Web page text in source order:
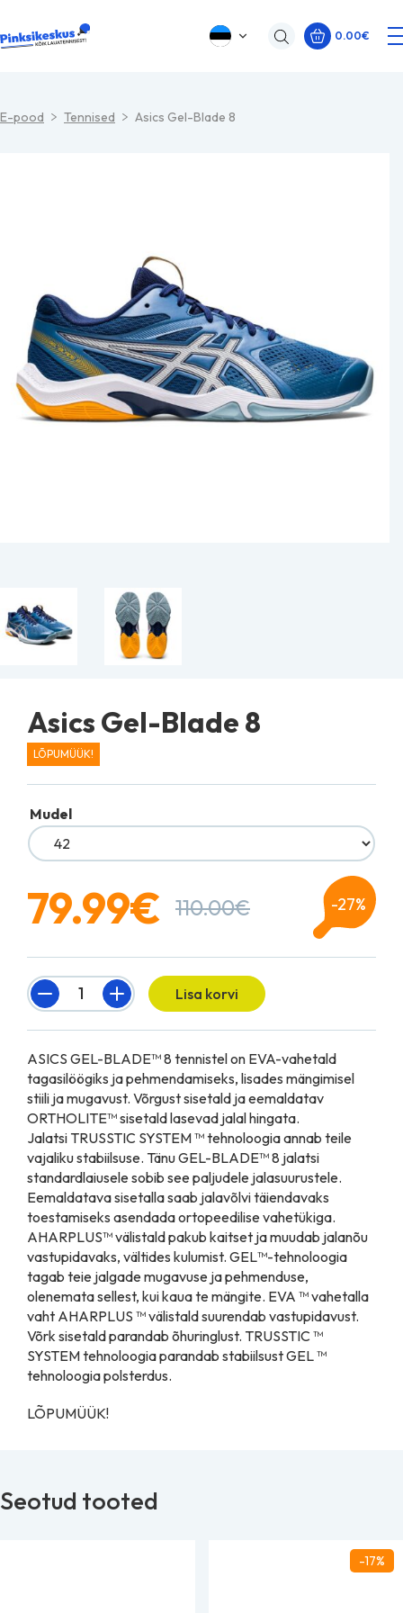
0.00€
E-pood Tennised Asics Gel-Blade 8
Asics Gel-Blade 8
LÕPUMÜÜK!
Mudel
110.00€
79.99€ -27%
Quantity Lisa korvi
ASICS GEL-BLADE™ 8 tennistel on EVA-vahetald
tagasilöögiks ja pehmendamiseks, lisades mängimisel
stiili ja mugavust. Võrgust sisetald ja eemaldatav
ORTHOLITE™ sisetald lasevad jalal hingata.
Jalatsi TRUSSTIC SYSTEM ™ tehnoloogia annab teile
vajaliku stabiilsuse. Tänu GEL-BLADE™ 8 jalatsi
standardlaiusele sobib see paljudele jalasuurustele.
Eemaldatava sisetalla saab jalavõlvi täiendavaks
toestamiseks asendada ortopeedilise vahetükiga.
AHARPLUS™ välistald pakub kaitset ja muudab jalanõu
vastupidavaks, vältides kulumist. GEL™-tehnoloogia
tagab teie jalgade mugavuse ja pehmenduse,
olenemata sellest, kui kaua te mängite. EVA ™ vahetalla
vaht AHARPLUS ™ välistald suurendab vastupidavust.
Võrk sisetald parandab õhuringlust. TRUSSTIC ™
SYSTEM tehnoloogia parandab stabiilsust GEL ™
tehnoloogia polsterdus.
LÕPUMÜÜK!
Seotud tooted
-17%